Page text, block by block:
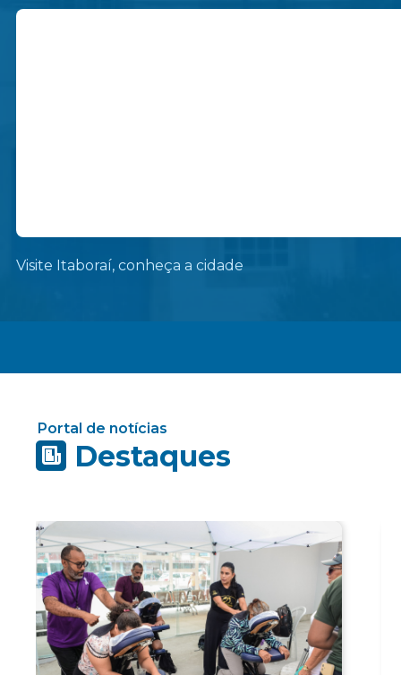
Visite Itaboraí, conheça a cidade
Portal de notícias
Destaques